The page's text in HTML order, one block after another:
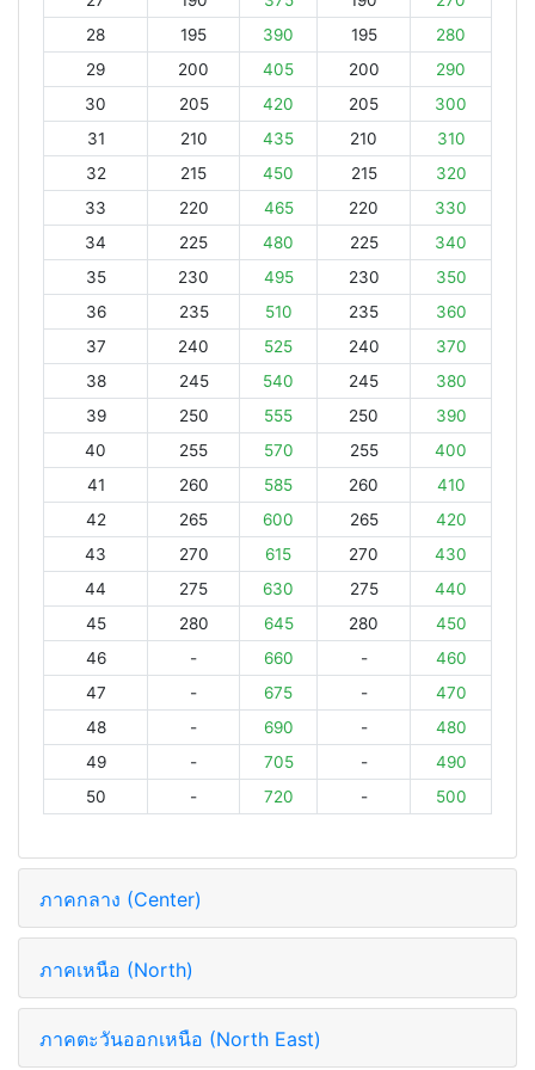
28
195 390 195
280
29
200 405 200
290
30
205 420 205
300
31
210 435 210
310
32
215 450 215
320
33
220 465 220
330
34
225 480 225
340
35
230 495 230
350
36
235 510 235
360
37
240 525 240
370
38
245 540 245
380
39
250 555 250
390
40
255 570 255
400
41
260 585 260
410
42
265 600 265
420
43
270 615 270
430
44
275 630 275
440
45
280 645 280
450
46
- 660 -
460
47
- 675 -
470
48
- 690 -
480
49
- 705 -
490
50
- 720 - 500
ภาคกลาง (Center)
ภาคเหนือ (North)
ภาคตะวันออกเหนือ (North East)